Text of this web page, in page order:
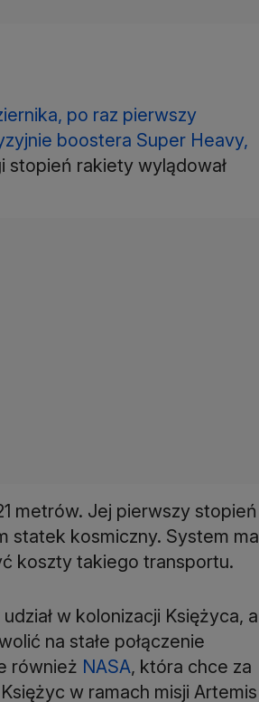
po raz pierwszy
boostera Super Heavy,
stopień rakiety wylądował
metrów. Jej pierwszy stopień
statek kosmiczny. System ma
koszty takiego transportu.
w kolonizacji Księżyca, a
na stałe połączenie
również NASA, która chce za
w ramach misji Artemis